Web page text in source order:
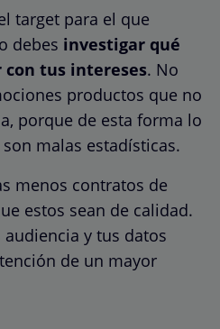
target para el que
debes investigar qué
con tus intereses. No
productos que no
porque de esta forma lo
malas estadísticas.
menos contratos de
estos sean de calidad.
y tus datos
de un mayor